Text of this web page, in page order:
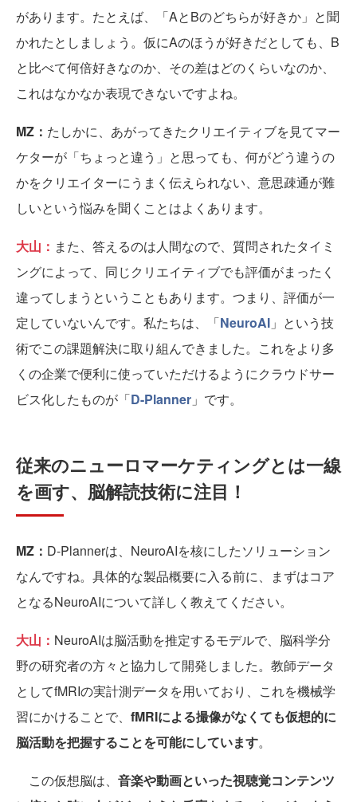
があります。たとえば、「AとBのどちらが好きか」と聞
かれたとしましょう。仮にAのほうが好きだとしても、B
と比べて何倍好きなのか、その差はどのくらいなのか、
これはなかなか表現できないですよね。
MZ： たしかに、あがってきたクリエイティブを見てマー
ケターが「ちょっと違う」と思っても、何がどう違うの
かをクリエイターにうまく伝えられない、意思疎通が難
しいという悩みを聞くことはよくあります。
大山： また、答えるのは人間なので、質問されたタイミ
ングによって、同じクリエイティブでも評価がまったく
違ってしまうということもあります。つまり、評価が一
定していないんです。私たちは、「NeuroAI 」という技
術でこの課題解決に取り組んできました。これをより多
くの企業で便利に使っていただけるようにクラウドサー
ビス化したものが「D-Planner 」です。
従来のニューロマーケティングとは一線
を画す、脳解読技術に注目！
MZ： D-Plannerは、NeuroAIを核にしたソリューション
なんですね。具体的な製品概要に入る前に、まずはコア
となるNeuroAIについて詳しく教えてください。
大山： NeuroAIは脳活動を推定するモデルで、脳科学分
野の研究者の方々と協力して開発しました。教師データ
としてfMRIの実計測データを用いており、これを機械学
習にかけることで、 fMRIによる撮像がなくても仮想的に
脳活動を把握することを可能にしています。
この仮想脳は、 音楽や動画といった視聴覚コンテンツ